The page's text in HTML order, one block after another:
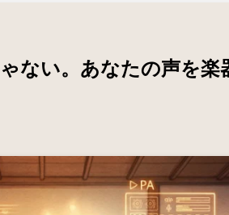
ない。あなたの声を楽